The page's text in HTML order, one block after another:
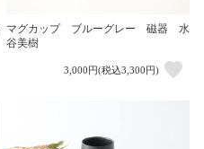
マグカップ ブルーグレー 磁器 水
谷美樹
3,000円(税込3,300円)